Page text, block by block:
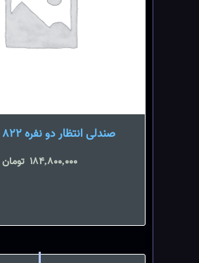
صندلی انتظار دو نفره SDW _ 822
184,800,000 تومان